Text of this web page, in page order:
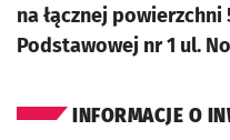
na łącznej powierzchni
Podstawowej nr 1 ul.
INFORMACJE O